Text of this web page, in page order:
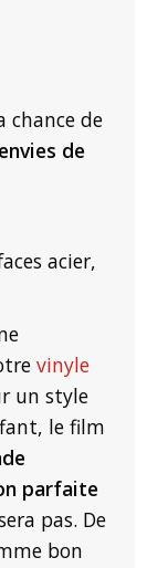
chance de
envies de
acier,
vinyle
un style
le film
parfaite
pas. De
bon